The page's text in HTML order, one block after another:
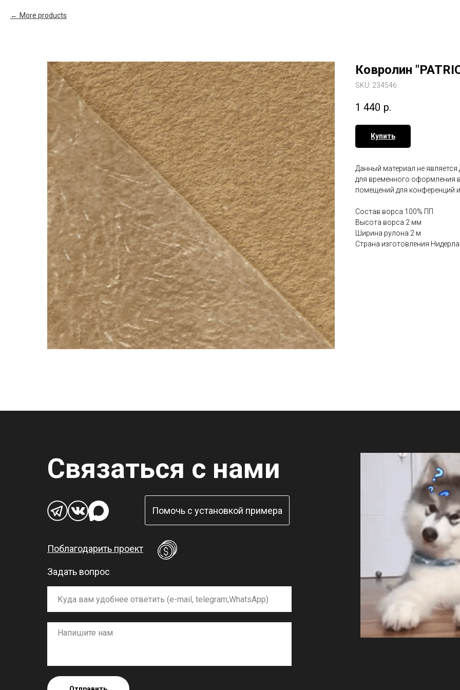
More products
Ковролин
SKU: 234546
1 440 р.
Купить
Данный материал не
для временного оформления
помещений для конференций
Состав ворса 100% ПП
Высота ворса 2 мм
Ширина рулона 2 м
Страна изготовления
Связаться с нами
Поблагодарить проект
Задать вопрос
Помочь с установкой примера